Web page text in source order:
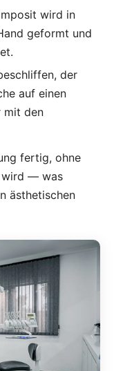
wird in
geformt und
der
auf einen
mit den
fertig, ohne
wird — was
ästhetischen